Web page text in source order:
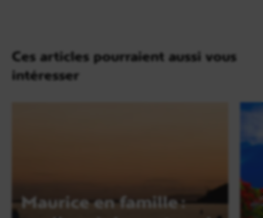
Ces articles pourraient aussi vous
intéresser
Maurice en famille :